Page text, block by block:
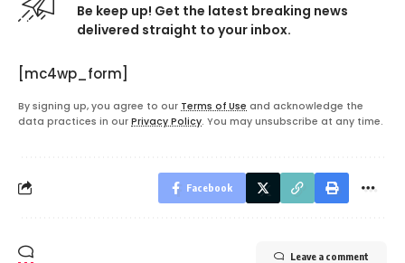
Be keep up! Get the latest breaking news
delivered straight to your inbox.
[mc4wp_form]
By signing up, you agree to our Terms of Use and acknowledge the
data practices in our Privacy Policy. You may unsubscribe at any time.
Facebook
Leave a comment